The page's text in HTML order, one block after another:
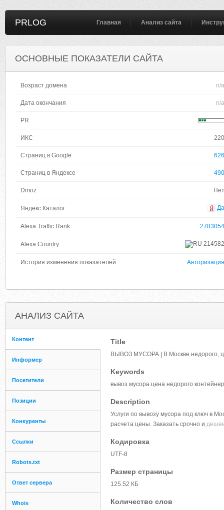
PRLOG Главная Анализ сайта
ОСНОВНЫЕ ПОКАЗАТЕЛИ САЙТА
Возраст домена n/a
Дата окончания n/a
PR
ИКС 220
Страниц в Google 626
Страниц в Яндексе 490
Dmoz Нет
Яндекс Каталог Да
Alexa Traffic Rank 2783054
Alexa Country 214582
История изменения показателей Авторизация
АНАЛИЗ САЙТА
Контент
Информер
Посетители
Позиции
Конкуренты
Ссылки
Robots.txt
Ответ сервера
Whois
Title
ВЫВОЗ МУСОРА | В Москве недорого,
Keywords
вывоз мусора цена недорого
Description
Услуги по вывозу мусора под ключ в
расчета цены. Заказать срочно и
Кодировка
UTF-8
Размер страницы
125.52 КБ
Количество слов